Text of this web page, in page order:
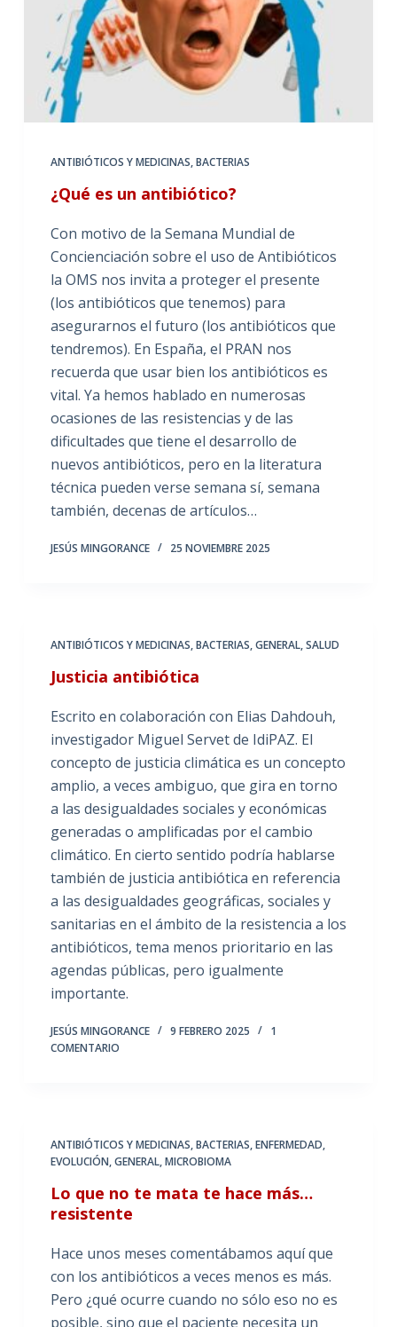
ANTIBIÓTICOS Y MEDICINAS,BACTERIAS
¿Qué es un antibiótico?
Con motivo de la Semana Mundial de
Concienciación sobre el uso de Antibióticos
la OMS nos invita a proteger el presente
(los antibióticos que tenemos) para
asegurarnos el futuro (los antibióticos que
tendremos). En España, el PRAN nos
recuerda que usar bien los antibióticos es
vital. Ya hemos hablado en numerosas
ocasiones de las resistencias y de las
dificultades que tiene el desarrollo de
nuevos antibióticos, pero en la literatura
técnica pueden verse semana sí, semana
también, decenas de artículos…
JESÚS MINGORANCE 25 NOVIEMBRE 2025
ANTIBIÓTICOS Y MEDICINAS,BACTERIAS,GENERAL,SALUD
Justicia antibiótica
Escrito en colaboración con Elias Dahdouh,
investigador Miguel Servet de IdiPAZ. El
concepto de justicia climática es un concepto
amplio, a veces ambiguo, que gira en torno
a las desigualdades sociales y económicas
generadas o amplificadas por el cambio
climático. En cierto sentido podría hablarse
también de justicia antibiótica en referencia
a las desigualdades geográficas, sociales y
sanitarias en el ámbito de la resistencia a los
antibióticos, tema menos prioritario en las
agendas públicas, pero igualmente
importante.
JESÚS MINGORANCE 9 FEBRERO 2025
1
COMENTARIO
ANTIBIÓTICOS Y MEDICINAS,BACTERIAS,ENFERMEDAD,
EVOLUCIÓN,GENERAL,MICROBIOMA
Lo que no te mata te hace más…
resistente
Hace unos meses comentábamos aquí que
con los antibióticos a veces menos es más.
Pero ¿qué ocurre cuando no sólo eso no es
posible, sino que el paciente necesita un